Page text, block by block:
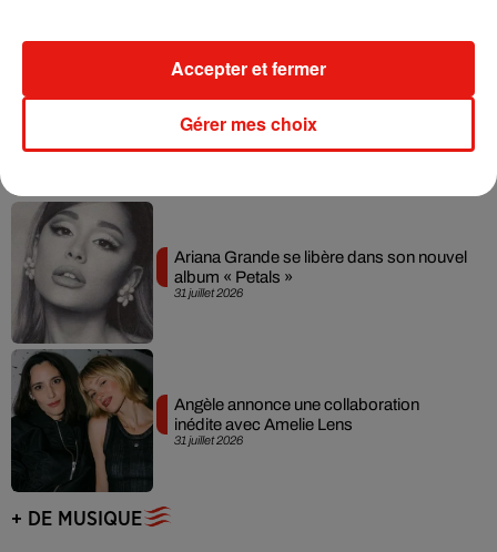
en road-trip dans son nouveau clip
31 juillet 2026
Ariana Grande se libère dans son nouvel
album « Petals »
31 juillet 2026
Angèle annonce une collaboration
inédite avec Amelie Lens
+ DE MUSIQUE
Gérer mes choix
Accepter et fermer